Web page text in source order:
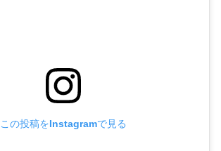
この投稿をInstagramで見る